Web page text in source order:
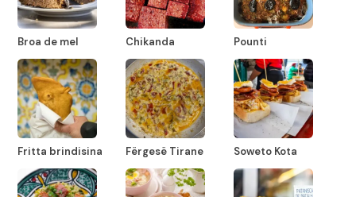
Broa de mel Chikanda Pounti
Fritta brindisina Fërgesë Tirane Soweto Kota